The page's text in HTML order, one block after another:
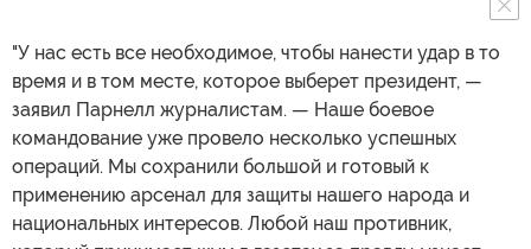
"У нас есть все необходимое, чтобы нанести удар в то
время и в том месте, которое выберет президент, —
заявил Парнелл журналистам. — Наше боевое
командование уже провело несколько успешных
операций. Мы сохранили большой и готовый к
применению арсенал для защиты нашего народа и
национальных интересов. Любой наш противник,